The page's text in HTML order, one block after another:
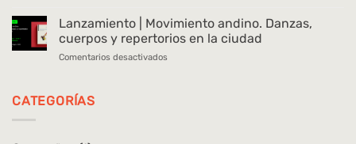
de
un
|
Historias
de
las
Lanzamiento | Movimiento andino. Danzas,
cuerpos y repertorios en la ciudad
Comentarios desactivadosen
CATEGORÍAS